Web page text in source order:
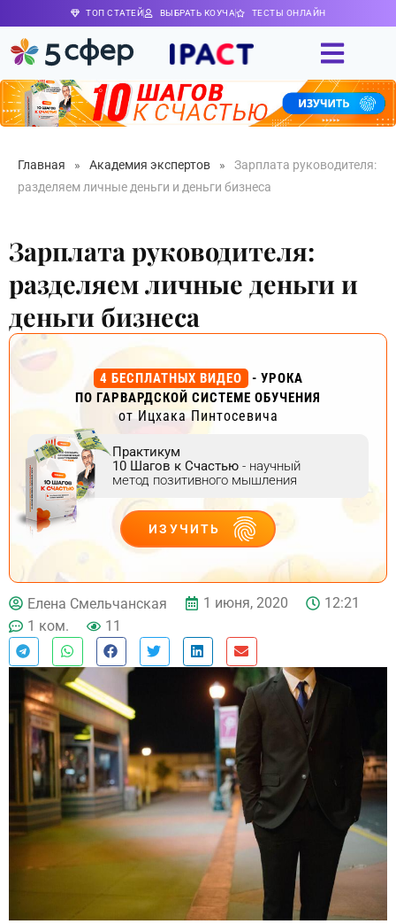
ТОП СТАТЕЙ ВЫБРАТЬ КОУЧА ТЕСТЫ ОНЛАЙН
Главная » Академия экспертов »
Зарплата руководителя:
разделяем личные деньги и деньги бизнеса
Зарплата руководителя:
разделяем личные деньги и
деньги бизнеса
4 БЕСПЛАТНЫХ ВИДЕО
- УРОКА
ПО ГАРВАРДСКОЙ СИСТЕМЕ ОБУЧЕНИЯ
от Ицхака Пинтосевича
Практикум
10 Шагов к Счастью - научный
метод позитивного мышления
ИЗУЧИТЬ
ДЕЙСТВУЙ
Елена Смельчанская 1 июня, 2020
12:21
1 ком.
11